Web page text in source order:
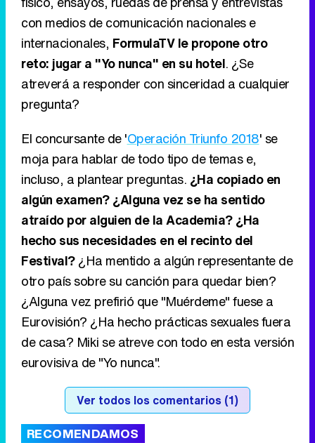
con medios de comunicación nacionales e
internacionales, FormulaTV le propone otro
reto: jugar a "Yo nunca" en su hotel. ¿Se
atreverá a responder con sinceridad a cualquier
pregunta?
El concursante de 'Operación Triunfo 2018' se
moja para hablar de todo tipo de temas e,
incluso, a plantear preguntas. ¿Ha copiado en
algún examen? ¿Alguna vez se ha sentido
atraído por alguien de la Academia? ¿Ha
hecho sus necesidades en el recinto del
Festival?¿Ha mentido a algún representante de
otro país sobre su canción para quedar bien?
¿Alguna vez prefirió que "Muérdeme" fuese a
Eurovisión? ¿Ha hecho prácticas sexuales fuera
de casa? Miki se atreve con todo en esta versión
eurovisiva de "Yo nunca".
Ver todos los comentarios (1)
RECOMENDAMOS